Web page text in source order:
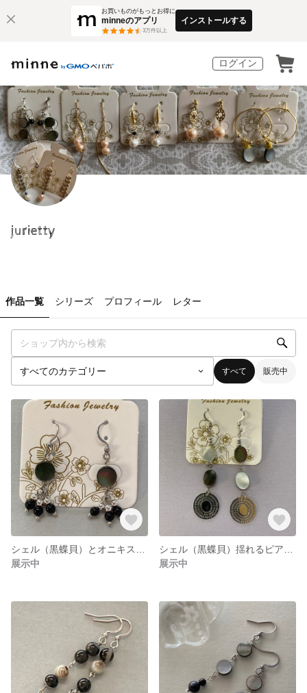
お買いものがもっとお得に
minneのアプリ
3万件以上
インストールする
ログイン
jurietty
作品一覧 シリーズ プロフィール レター
すべて 販売中
展示中
展示中